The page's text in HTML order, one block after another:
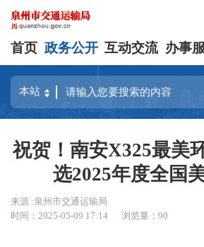
首页 政务公开 互动交流 办事
祝贺！南安X325最美
选2025年度全国
来源 :泉州市交通运输局
时间：2025-05-09 17:14
浏览量：90